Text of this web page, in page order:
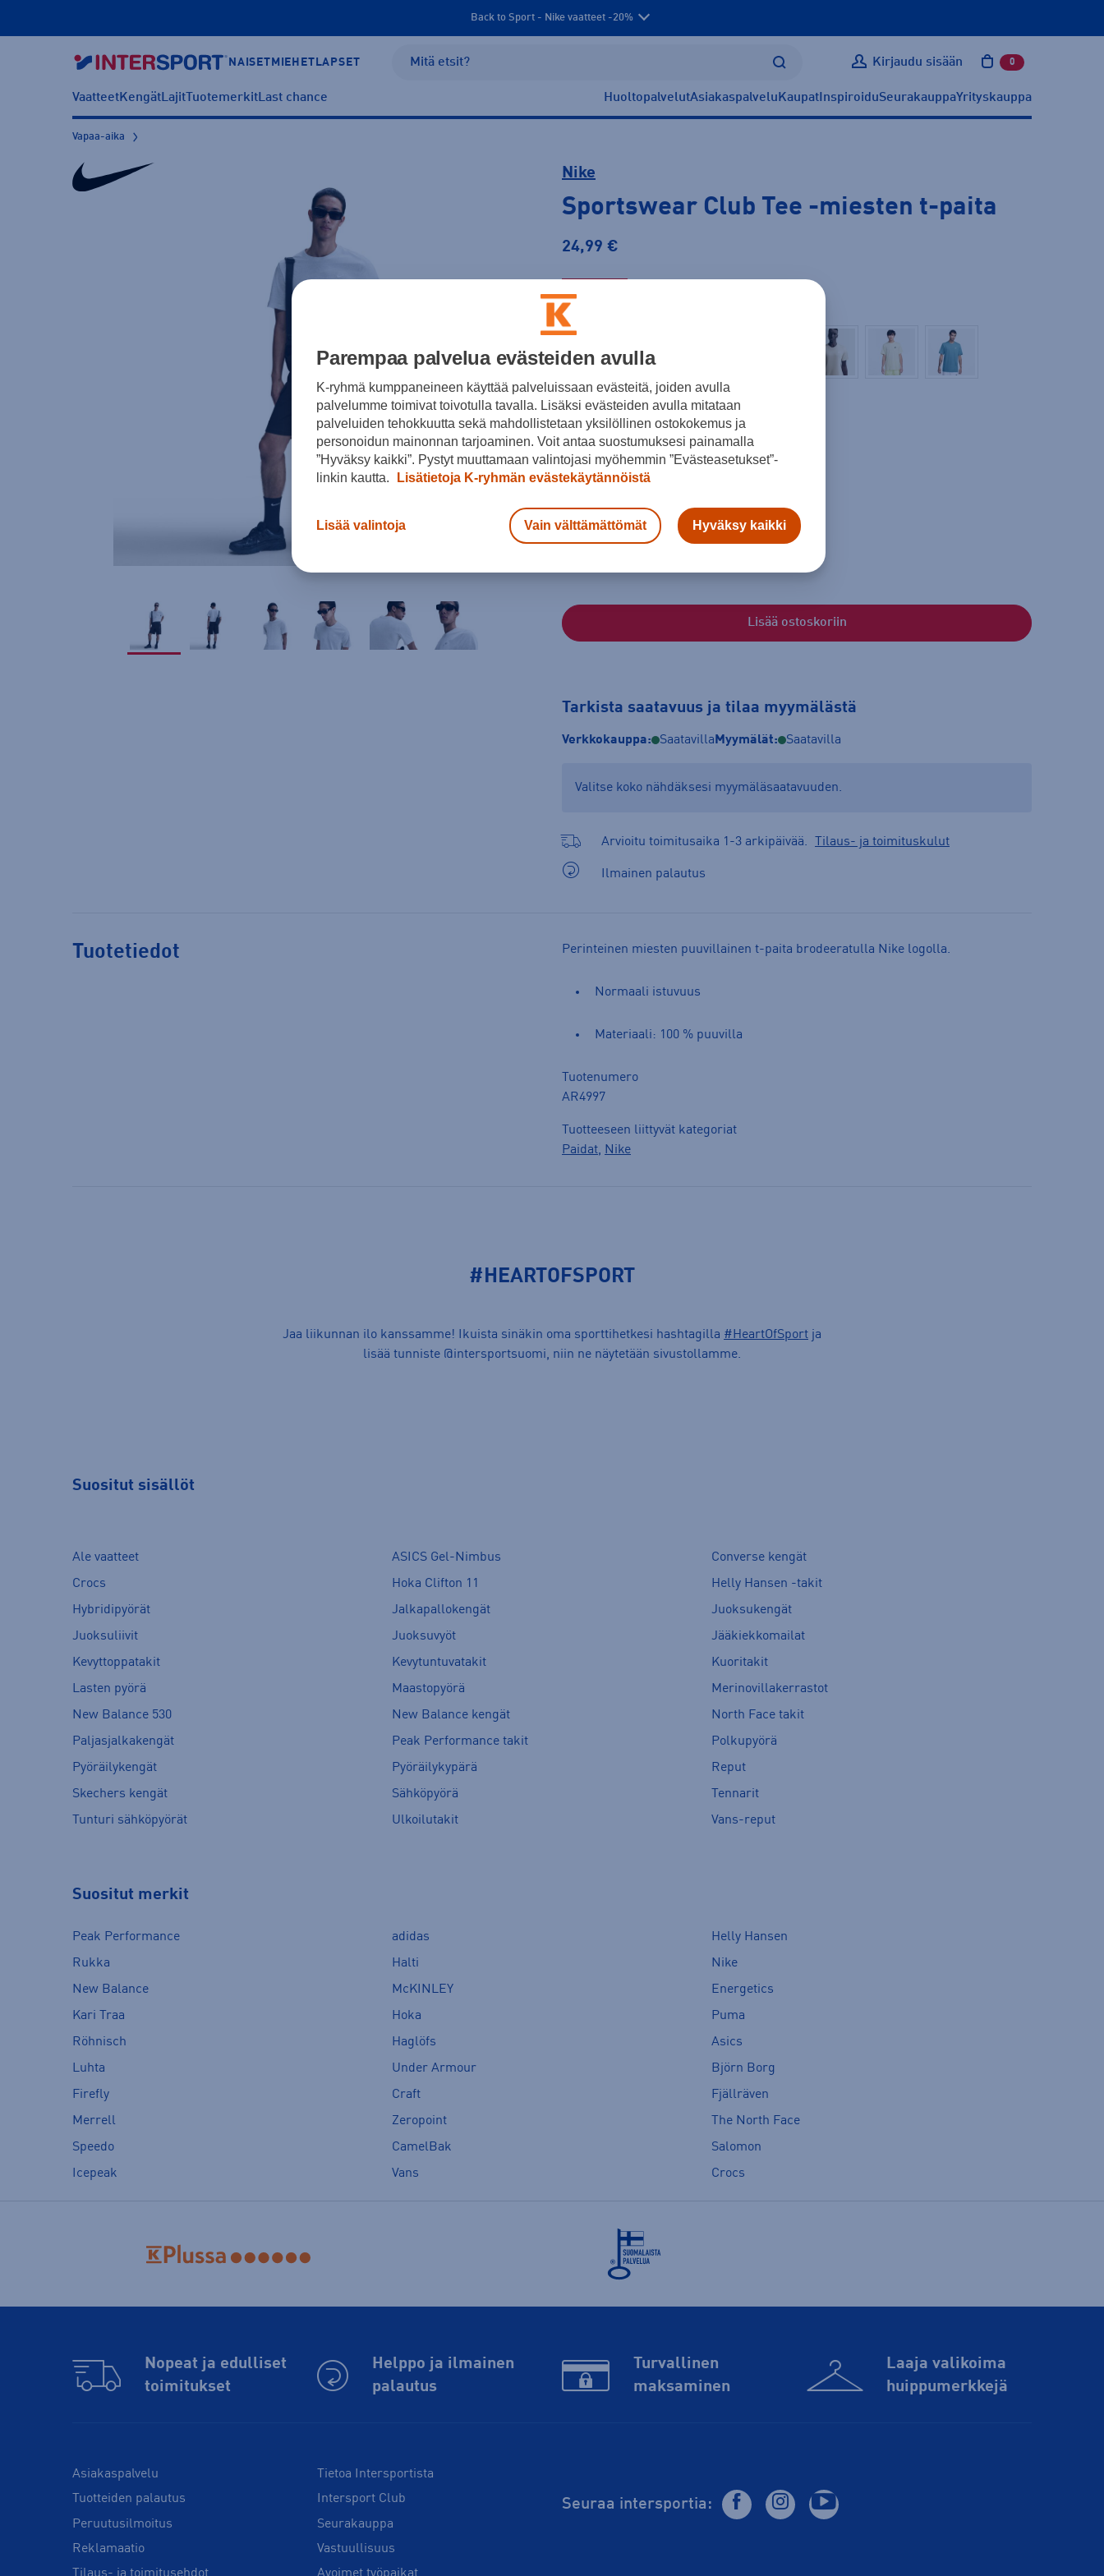
Back to Sport - Nike vaatteet -20%
NAISET MIEHET LAPSET Kirjaudu sisään 0 tuotetta
VaatteetKengätLajitTuotemerkitLast chance HuoltopalvelutAsiakaspalvelu Kaupat InspiroiduSeurakauppaYrityskauppa
Vapaa-aika
Nike
Sportswear Club Tee -miesten t-paita
24,99 €
Väri
Harmaa
Koko
S M L XL XXL
Kokotaulukko
Lisää ostoskoriin
Tarkista saatavuus ja tilaa myymälästä
Verkkokauppa: Saatavilla Myymälät: Saatavilla
Valitse koko nähdäksesi myymäläsaatavuuden.
Arvioitu toimitusaika 1-3 arkipäivää. Tilaus- ja toimituskulut
Ilmainen palautus
Tuotetiedot Perinteinen miesten puuvillainen t-paita brodeeratulla Nike logolla.
Normaali istuvuus
Materiaali: 100 % puuvilla
Tuotenumero
AR4997
Tuotteeseen liittyvät kategoriat
Paidat, Nike
#HEARTOFSPORT
Jaa liikunnan ilo kanssamme! Ikuista sinäkin oma sporttihetkesi hashtagilla #HeartOfSport ja
lisää tunniste @intersportsuomi, niin ne näytetään sivustollamme.
Suositut sisällöt
Ale vaatteet ASICS Gel-Nimbus
Converse kengät
Crocs
Hoka Clifton 11
Helly Hansen -takit
Hybridipyörät
Jalkapallokengät
Juoksukengät
Juoksuliivit
Juoksuvyöt
Jääkiekkomailat
Kevyttoppatakit
Kevytuntuvatakit
Kuoritakit
Lasten pyörä
Maastopyörä
Merinovillakerrastot
New Balance 530
New Balance kengät
North Face takit
Paljasjalkakengät
Peak Performance takit
Polkupyörä
Pyöräilykengät
Pyöräilykypärä
Reput
Skechers kengät
Sähköpyörä
Tennarit
Tunturi sähköpyörät
Ulkoilutakit Vans-reput
Suositut merkit
Peak Performance adidas
Helly Hansen
Rukka
Halti
Nike
New Balance
McKINLEY
Energetics
Kari Traa
Hoka
Puma
Röhnisch
Haglöfs
Asics
Luhta
Under Armour
Björn Borg
Firefly
Craft
Fjällräven
Merrell
Zeropoint
The North Face
Speedo
CamelBak
Salomon
Icepeak
Vans Crocs
Nopeat ja edulliset
toimitukset
Helppo ja ilmainen
palautus
Turvallinen
maksaminen
Laaja valikoima
huippu­merkkejä
Asiakaspalvelu
Tuotteiden palautus
Peruutusilmoitus
Reklamaatio
Tietoa Intersportista
Intersport Club
Seurakauppa
Vastuullisuus
Seuraa intersportia:
Parempaa palvelua evästeiden avulla
K-ryhmä kumppaneineen käyttää palveluissaan evästeitä, joiden avulla
palvelumme toimivat toivotulla tavalla. Lisäksi evästeiden avulla mitataan
palveluiden tehokkuutta sekä mahdollistetaan yksilöllinen ostokokemus ja
personoidun mainonnan tarjoaminen. Voit antaa suostumuksesi painamalla
”Hyväksy kaikki”. Pystyt muuttamaan valintojasi myöhemmin ”Evästeasetukset”-
linkin kautta.
Lisätietoja K-ryhmän evästekäytännöistä
Lisää valintoja Vain välttämättömät Hyväksy kaikki